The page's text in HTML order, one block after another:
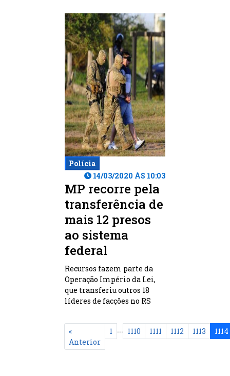
Polícia
14/03/2020 ÀS 10:03
MP recorre pela
transferência de
mais 12 presos
ao sistema
federal
Recursos fazem parte da
Operação Império da Lei,
que transferiu outros 18
líderes de facções no RS
«
Anterior
1 ... 1110 1111 1112 1113 1114